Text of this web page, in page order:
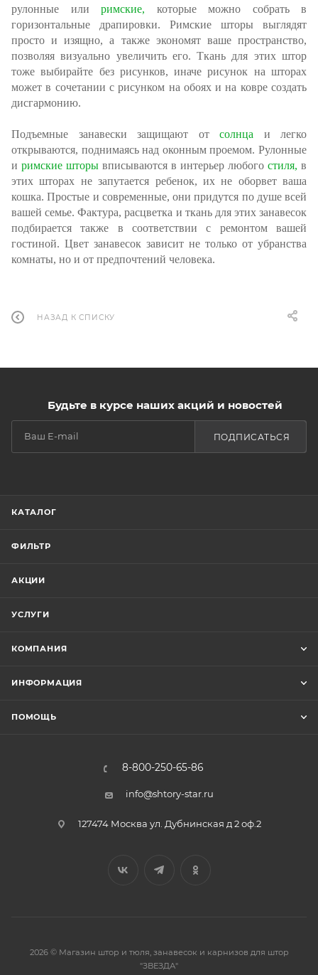
рулонные или римские, которые можно собрать в
горизонтальные драпировки. Римские шторы выглядят
просто и изящно, а также экономят ваше пространство,
позволяя визуально увеличить его. Ткань для этих штор
тоже выбирайте без рисунков, иначе рисунок на шторах
может в сочетании с рисунком на обоях и на ковре создать
дисгармонию.
Подъемные занавески защищают от солнца и легко
открываются, поднимаясь над оконным проемом. Рулонные
и римские шторы вписываются в интерьер любого стиля, в
этих шторах не запутается ребенок, их не оборвет ваша
кошка. Простые и современные, они придутся по душе всей
вашей семье. Фактура, расцветка и ткань для этих занавесок
подбирается также в соответствии с ремонтом вашей
гостиной. Цвет занавесок зависит не только от убранства
комнаты, но и от предпочтений человека.
НАЗАД К СПИСКУ
Будьте в курсе наших акций и новостей
ПОДПИСАТЬСЯ
КАТАЛОГ
ФИЛЬТР
АКЦИИ
УСЛУГИ
КОМПАНИЯ
ИНФОРМАЦИЯ
ПОМОЩЬ
8-800-250-65-86
info@shtory-star.ru
127474 Москва ул. Дубнинская д 2 оф.2
2026 © Магазин штор и тюля, занавесок и карнизов для штор
"ЗВЕЗДА"